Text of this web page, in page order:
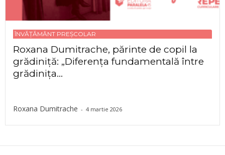
ÎNVĂȚĂMÂNT PREȘCOLAR
Roxana Dumitrache, părinte de copil la
grădiniță: „Diferența fundamentală între
grădinița...
Roxana Dumitrache - 4 martie 2026